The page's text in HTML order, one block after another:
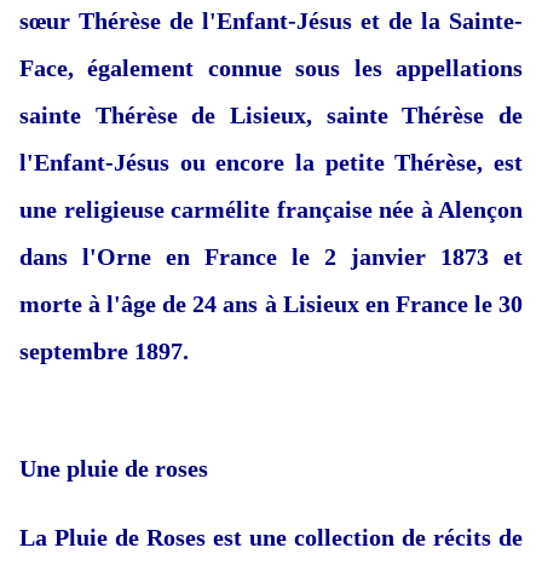
sœur Thérèse de l'Enfant-Jésus et de la Sainte-
Face, également connue sous les appellations
sainte Thérèse de Lisieux, sainte Thérèse de
l'Enfant-Jésus ou encore la petite Thérèse, est
une religieuse carmélite française née à Alençon
dans l'Orne en France le 2 janvier 1873 et
morte à l'âge de 24 ans à Lisieux en France le 30
septembre 1897.
Une pluie de roses
La Pluie de Roses est une collection de récits de